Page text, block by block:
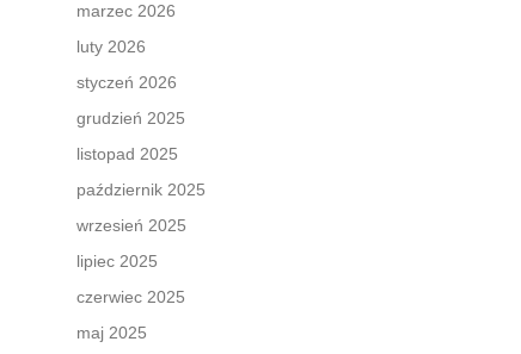
marzec 2026
luty 2026
styczeń 2026
grudzień 2025
listopad 2025
październik 2025
wrzesień 2025
lipiec 2025
czerwiec 2025
maj 2025